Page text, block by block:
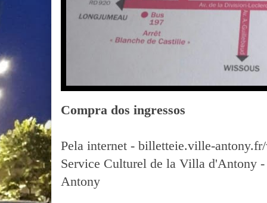
Compra dos ingressos
Pela internet - billetteie.ville-
Service Culturel de la Villa d'Antony
Antony